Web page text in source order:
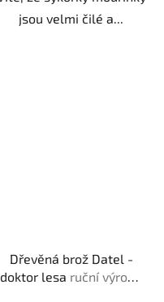
jsou velmi čilé a...
Dřevěná brož Datel -
doktor lesa ruční výroba